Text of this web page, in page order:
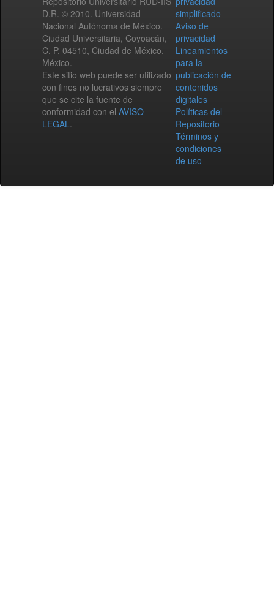
D.R. © 2010. Universidad
Nacional Autónoma de México.
Ciudad Universitaria, Coyoacán,
C. P. 04510, Ciudad de México,
México.
Este sitio web puede ser utilizado
con fines no lucrativos siempre
que se cite la fuente de
conformidad con el AVISO
LEGAL.
simplificado
Aviso de
privacidad
Lineamientos
para la
publicación de
contenidos
digitales
Políticas del
Repositorio
Términos y
condiciones
de uso